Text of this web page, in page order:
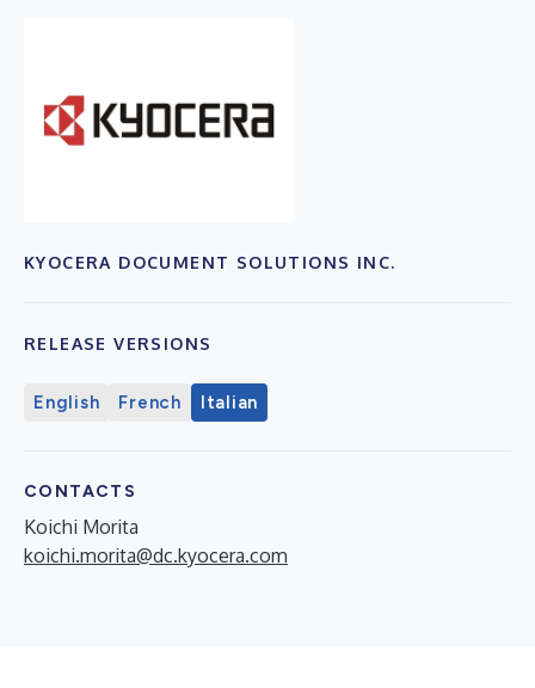
KYOCERA DOCUMENT SOLUTIONS INC.
RELEASE VERSIONS
English French Italian
CONTACTS
Koichi Morita
koichi.morita@dc.kyocera.com